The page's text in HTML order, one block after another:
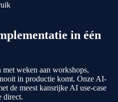
in één
weken aan workshops,
in productie komt. Onze AI-
de meest kansrijke AI use-case
direct.